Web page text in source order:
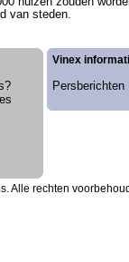
van steden.
Vinex
Persberichten
Alle rechten